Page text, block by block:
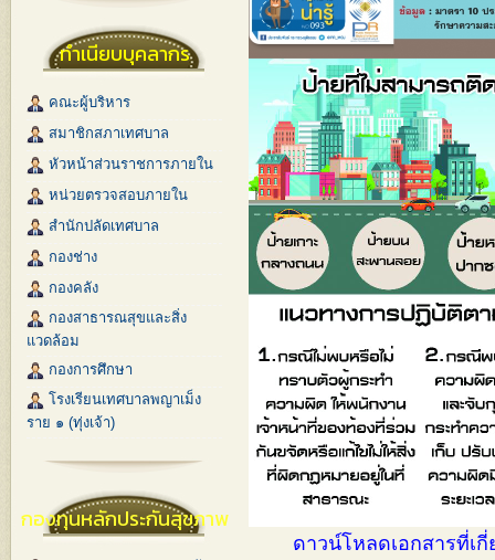
ทำเนียบบุคลากร
คณะผู้บริหาร
สมาชิกสภาเทศบาล
หัวหน้าส่วนราชการภายใน
หน่วยตรวจสอบภายใน
สำนักปลัดเทศบาล
กองช่าง
กองคลัง
กองสาธารณสุขและสิ่ง
แวดล้อม
กองการศึกษา
โรงเรียนเทศบาลพญาเม็ง
ราย ๑ (ทุ่งเจ้า)
กองทุนหลักประกันสุขภาพ
ดาวน์โหลดเอกสารที่เกี่